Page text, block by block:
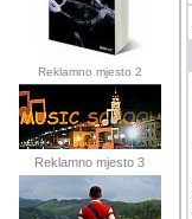
Reklamno mjesto 2
Reklamno mjesto 3